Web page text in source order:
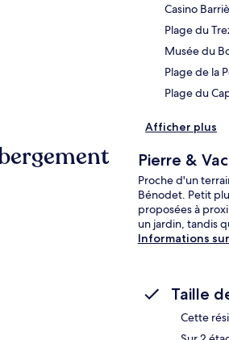
Casino
Plage du
Musée du
Plage de la
Plage du
Afficher plus
Pierre &
Proche d'un
Bénodet. Petit
proposées à
un jardin, tandis
Informations
Taille
Cette